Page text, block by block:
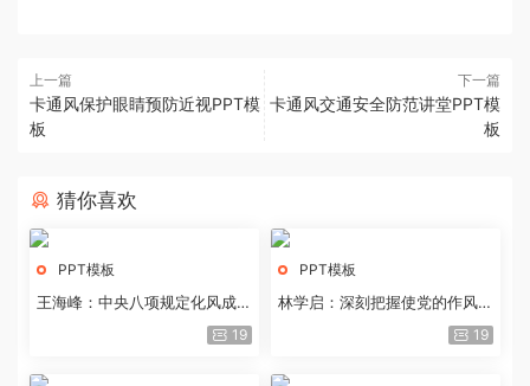
上一篇
卡通风保护眼睛预防近视PPT模
板
下一篇
卡通风交通安全防范讲堂PPT模
板
猜你喜欢
PPT模板
王海峰：中央八项规定化风成俗
19
PPT模板
林学启：深刻把握使党的作风全
19